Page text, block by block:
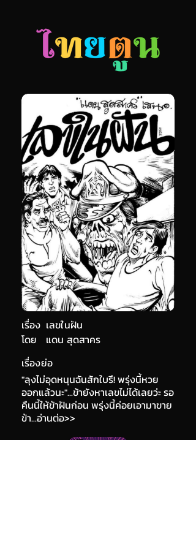
เรื่อง เลขในฝัน
แดน สุดสาคร
โดย
เรื่องย่อ
"ลุงไม่อุดหนุนฉันสักใบรึ! พรุ่งนี้หวย
ออกแล้วนะ"...ข้ายังหาเลขไม่ได้เลยว่ะ รอ
คืนนี้ให้ข้าฝันก่อน พรุ่งนี้ค่อยเอามาขาย
ข้า...อ่านต่อ>>